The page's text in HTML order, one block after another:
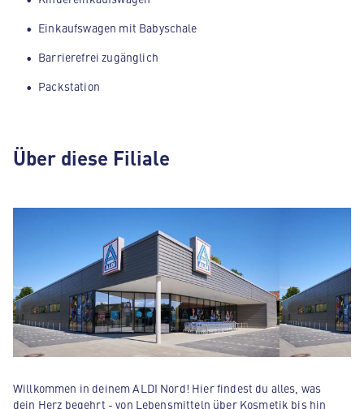
Einkaufswagen mit Babyschale
Barrierefrei zugänglich
Packstation
Über diese Filiale
Willkommen in deinem ALDI Nord! Hier findest du alles, was
dein Herz begehrt - von Lebensmitteln über Kosmetik bis hin